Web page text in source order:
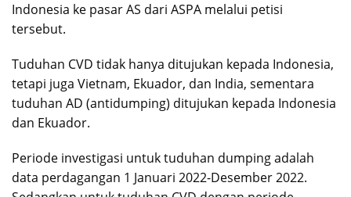
Indonesia ke pasar AS dari ASPA melalui petisi
tersebut.
Tuduhan CVD tidak hanya ditujukan kepada Indonesia,
tetapi juga Vietnam, Ekuador, dan India, sementara
tuduhan AD (antidumping) ditujukan kepada Indonesia
dan Ekuador.
Periode investigasi untuk tuduhan dumping adalah
data perdagangan 1 Januari 2022-Desember 2022.